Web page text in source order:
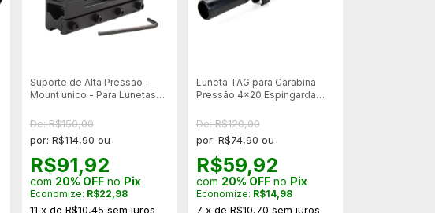
Suporte de Alta Pressão -
Mount unico - Para Lunetas
De: R$150,00
por: R$114,90 ou
R$91,92
com 20% OFFno Pix
Economize: R$22,98
11 x de R$10,45 sem juros
Luneta TAG para Carabina
Pressão 4x20 Espingarda
De: R$120,00
por: R$74,90 ou
R$59,92
com 20% OFFno Pix
Economize: R$14,98
7 x de R$10,70 sem juros